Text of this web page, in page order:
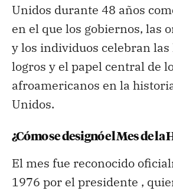
Unidos durante 48 años
en el que los gobiernos, las
y los individuos celebran las
logros y el papel central de
afroamericanos en la
Unidos.
¿Cómo se designó el Mes de la
El mes fue reconocido
1976 por el presidente ,